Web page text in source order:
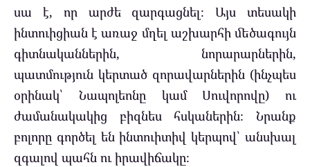
սա է, որ արժե զարգացնել։ Այս տեսակի
ինտուիցիան է առաջ մղել աշխարհի մեծագույն
գիտնականներին, նորարարներին,
պատմություն կերտած զորավարներին (ինչպես
օրինակ՝ Նապոլեոնը կամ Սուվորովը) ու
ժամանակակից բիզնես հսկաներին։ Նրանք
բոլորը գործել են ինտուիտիվ կերպով՝ անսխալ
զգալով պահն ու իրավիճակը։